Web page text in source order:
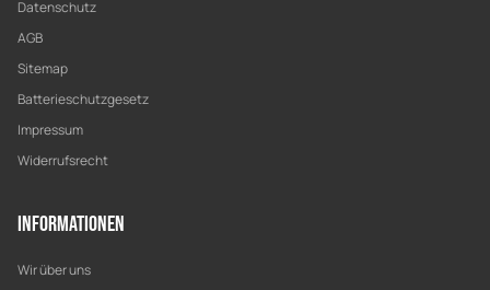
Datenschutz
AGB
Sitemap
Batterieschutzgesetz
Impressum
Widerrufsrecht
Informationen
Wir über uns